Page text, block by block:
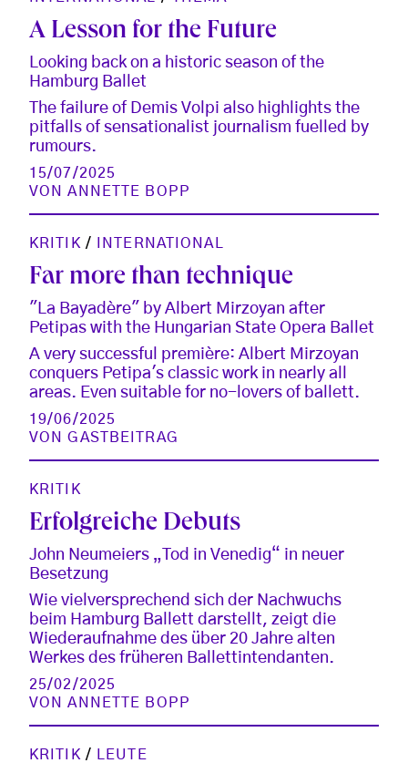
A Lesson for the Future
Looking back on a historic season of the
Hamburg Ballet
The failure of Demis Volpi also highlights the
pitfalls of sensationalist journalism fuelled by
rumours.
15/07/2025
VONANNETTE BOPP
KRITIK / INTERNATIONAL
Far more than technique
"La Bayadère" by Albert Mirzoyan after
Petipas with the Hungarian State Opera Ballet
A very successful première: Albert Mirzoyan
conquers Petipa's classic work in nearly all
areas. Even suitable for no-lovers of ballett.
19/06/2025
VONGASTBEITRAG
KRITIK
Erfolgreiche Debuts
John Neumeiers „Tod in Venedig“ in neuer
Besetzung
Wie vielversprechend sich der Nachwuchs
beim Hamburg Ballett darstellt, zeigt die
Wiederaufnahme des über 20 Jahre alten
Werkes des früheren Ballettintendanten.
25/02/2025
VONANNETTE BOPP
KRITIK / LEUTE